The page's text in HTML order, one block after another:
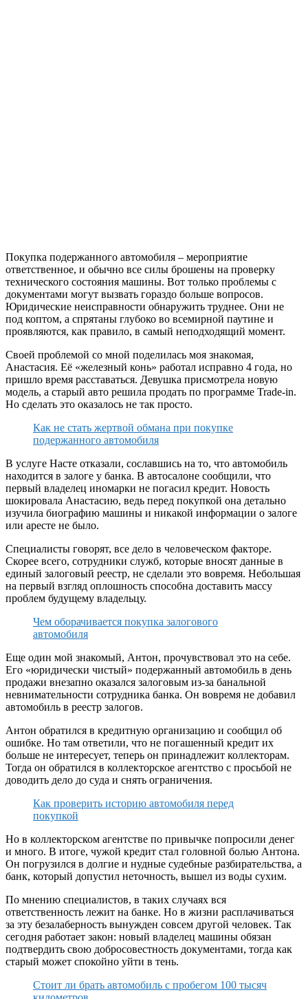
Покупка подержанного автомобиля – мероприятие
ответственное, и обычно все силы брошены на проверку
технического состояния машины. Вот только проблемы с
документами могут вызвать гораздо больше вопросов.
Юридические неисправности обнаружить труднее. Они не
под коптом, а спрятаны глубоко во всемирной паутине и
проявляются, как правило, в самый неподходящий момент.
Своей проблемой со мной поделилась моя знакомая,
Анастасия. Её «железный конь» работал исправно 4 года, но
пришло время расставаться. Девушка присмотрела новую
модель, а старый авто решила продать по программе Trade-in.
Но сделать это оказалось не так просто.
Как не стать жертвой обмана при покупке
подержанного автомобиля
В услуге Насте отказали, сославшись на то, что автомобиль
находится в залоге у банка. В автосалоне сообщили, что
первый владелец иномарки не погасил кредит. Новость
шокировала Анастасию, ведь перед покупкой она детально
изучила биографию машины и никакой информации о залоге
или аресте не было.
Специалисты говорят, все дело в человеческом факторе.
Скорее всего, сотрудники служб, которые вносят данные в
единый залоговый реестр, не сделали это вовремя. Небольшая
на первый взгляд оплошность способна доставить массу
проблем будущему владельцу.
Чем оборачивается покупка залогового
автомобиля
Еще один мой знакомый, Антон, прочувствовал это на себе.
Его «юридически чистый» подержанный автомобиль в день
продажи внезапно оказался залоговым из-за банальной
невнимательности сотрудника банка. Он вовремя не добавил
автомобиль в реестр залогов.
Антон обратился в кредитную организацию и сообщил об
ошибке. Но там ответили, что не погашенный кредит их
больше не интересует, теперь он принадлежит коллекторам.
Тогда он обратился в коллекторское агентство с просьбой не
доводить дело до суда и снять ограничения.
Как проверить историю автомобиля перед
покупкой
Но в коллекторском агентстве по привычке попросили денег
и много. В итоге, чужой кредит стал головной болью Антона.
Он погрузился в долгие и нудные судебные разбирательства, а
банк, который допустил неточность, вышел из воды сухим.
По мнению специалистов, в таких случаях вся
ответственность лежит на банке. Но в жизни расплачиваться
за эту безалаберность вынужден совсем другой человек. Так
сегодня работает закон: новый владелец машины обязан
подтвердить свою добросовестность документами, тогда как
старый может спокойно уйти в тень.
Стоит ли брать автомобиль с пробегом 100 тысяч